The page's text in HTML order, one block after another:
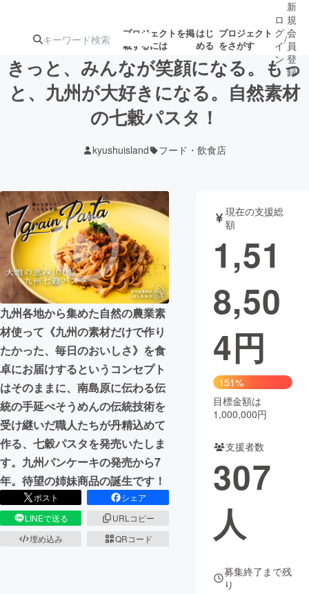
プロジェクトを掲
載するには
はじ
める
プロジェクト
をさがす
注目のリ 注目の新着プロ募集終了が近いプ
テクノロジー・ガジェット
映像・映画 書籍・雑誌
ビジネス・起業 チャレンジ
まちづくり・地域活性化
CAMPFIRE for Social Good
CAMPFIRE Creation
CAMPFIREふるさと納税machi-ya コミュニティ
ロ
グ
イ
ン
/
新
規
会
員
登
録
きっと、みんなが笑顔になる。もっ
と、九州が大好きになる。自然素材
の七穀パスタ！
kyushuisland フード・飲食店
九州各地から集めた自然の農業素
材使って《九州の素材だけで作り
たかった、毎日のおいしさ》を食
卓にお届けするというコンセプト
はそのままに、南島原に伝わる伝
統の手延べそうめんの伝統技術を
受け継いだ職人たちが丹精込めて
作る、七穀パスタを発売いたしま
す。九州パンケーキの発売から7
年。待望の姉妹商品の誕生です！
ポスト
シェア
LINEで送る
URLコピー
埋め込み
QRコード
現在の支援総
額
1,51
8,50
4円
151%
目標金額は
1,000,000円
支援者数
307
人
募集終了まで残
り